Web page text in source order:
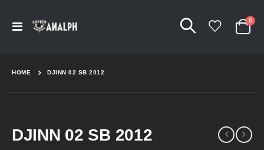
Navigation
Cart
0
HOME DJINN 02 SB 2012
DJINN 02 SB 2012
to
the
to
the